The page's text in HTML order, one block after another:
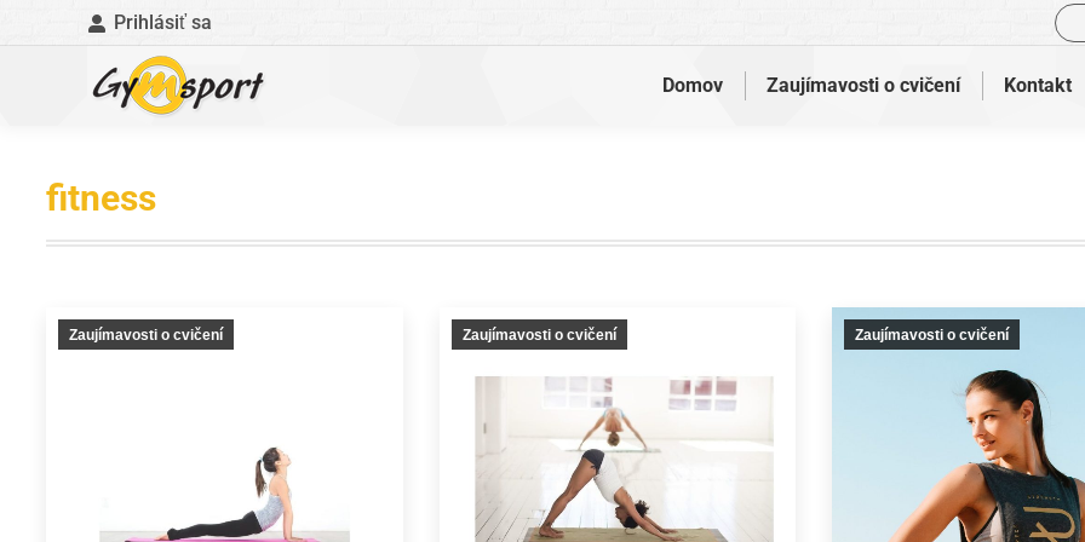
Prihlásiť sa
Domov Zaujímavosti o cvičení Kontakt
fitness
Zaujímavosti o cvičení Zaujímavosti o cvičení Zaujímavosti o cvičení